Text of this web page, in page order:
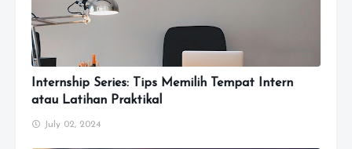
Internship Series: Tips Memilih Tempat Intern
atau Latihan Praktikal
July 02, 2024